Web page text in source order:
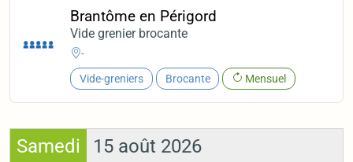
Brantôme en Périgord
Vide grenier brocante
-
Vide-greniers Brocante Mensuel
Samedi 15 août 2026